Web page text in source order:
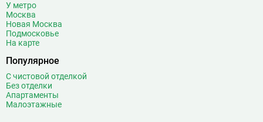
Воронцовская
Выставочный центр
Выхино
Г Генерала Тюленева
Говорово
У метро
Москва
Новая Москва
Подмосковье
На карте
Популярное
С чистовой отделкой
Без отделки
Апартаменты
Малоэтажные